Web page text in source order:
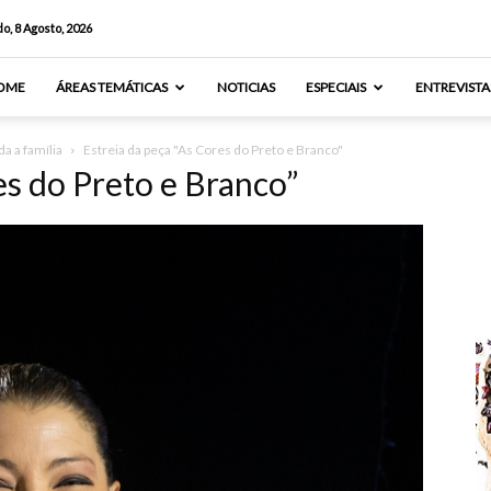
8 Agosto, 2026
ÁREAS TEMÁTICAS NOTICIAS ESPECIAIS
a família Estreia da peça "As Cores do Preto e Branco"
do Preto e Branco”